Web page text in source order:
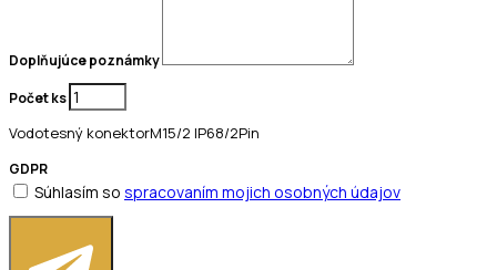
Doplňujúce poznámky
Počet ks
Vodotesný konektorM15/2 IP68/2Pin
GDPR
Súhlasím so spracovaním mojich osobných údajov